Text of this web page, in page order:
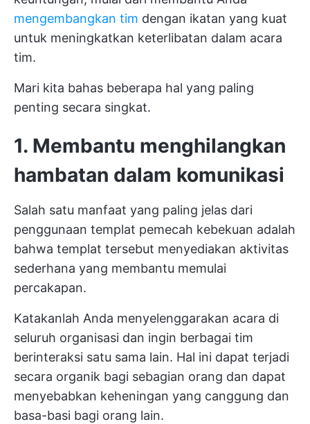
mengembangkan tim dengan ikatan yang kuat
untuk meningkatkan keterlibatan dalam acara
tim.
Mari kita bahas beberapa hal yang paling
penting secara singkat.
1. Membantu menghilangkan
hambatan dalam komunikasi
Salah satu manfaat yang paling jelas dari
penggunaan templat pemecah kebekuan adalah
bahwa templat tersebut menyediakan aktivitas
sederhana yang membantu memulai
percakapan.
Katakanlah Anda menyelenggarakan acara di
seluruh organisasi dan ingin berbagai tim
berinteraksi satu sama lain. Hal ini dapat terjadi
secara organik bagi sebagian orang dan dapat
menyebabkan keheningan yang canggung dan
basa-basi bagi orang lain.